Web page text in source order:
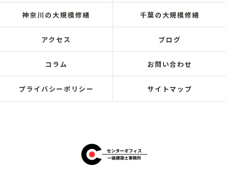
神奈川の大規模修繕 千葉の大規模修繕
アクセス ブログ
コラム お問い合わせ
プライバシーポリシー サイトマップ